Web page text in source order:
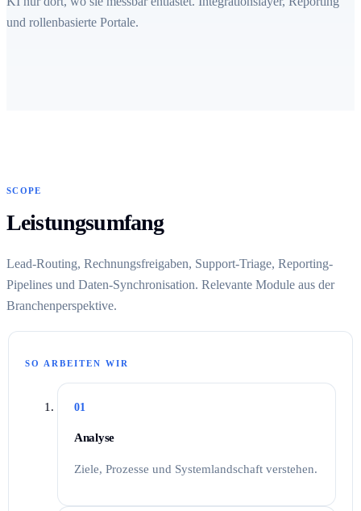
und rollenbasierte Portale.
SCOPE
Leistungsumfang
Lead-Routing, Rechnungsfreigaben, Support-Triage, Reporting-
Pipelines und Daten-Synchronisation. Relevante Module aus der
Branchenperspektive.
SO ARBEITEN WIR
01
Analyse
Ziele, Prozesse und Systemlandschaft verstehen.